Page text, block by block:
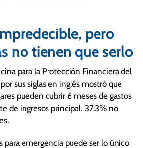
pero
no tienen que serlo
para la Protección Financiera del
sus siglas en inglés mostró que
pueden cubrir 6 meses de gastos
de ingresos principal. 37.3% no
para emergencia puede ser lo único